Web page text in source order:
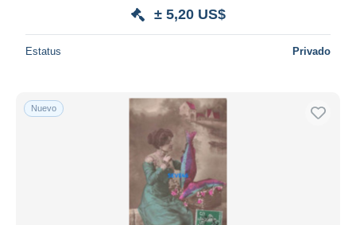
± 5,20 US$
Estatus Privado
Nuevo